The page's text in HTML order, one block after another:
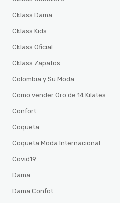
Cklass Dama
Cklass Kids
Cklass Oficial
Cklass Zapatos
Colombia y Su Moda
Como vender Oro de 14 Kilates
Confort
Coqueta
Coqueta Moda Internacional
Covid19
Dama
Dama Confot